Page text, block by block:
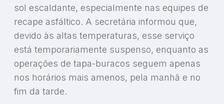
sol escaldante, especialmente nas equipes de
recape asfáltico. A secretária informou que,
devido às altas temperaturas, esse serviço
está temporariamente suspenso, enquanto as
operações de tapa-buracos seguem apenas
nos horários mais amenos, pela manhã e no
fim da tarde.